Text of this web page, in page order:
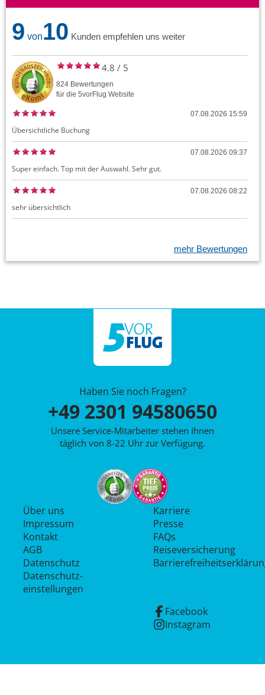
9 von10 Kunden empfehlen uns weiter
4.8 / 5
824 Bewertungen
für die 5vorFlug Website
07.08.2026 15:59
Übersichtliche Buchung
07.08.2026 09:37
Super einfach. Top mit der Auswahl. Sehr gut.
07.08.2026 08:22
sehr übersichtlich
mehr Bewertungen
Haben Sie noch Fragen?
+49 2301 94580650
Unsere Service-Mitarbeiter stehen Ihnen
täglich von 8-22 Uhr zur Verfügung.
Über uns
Impressum
Kontakt
AGB
Datenschutz
Datenschutz­
einstellungen
Karriere
Presse
FAQs
Reiseversicherung
Facebook
Instagram